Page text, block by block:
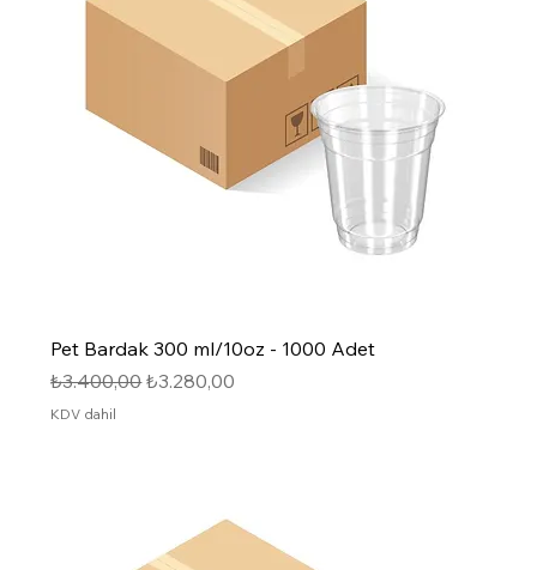
Pet Bardak 300 ml/10oz - 1000 Adet
Normal Fiyat
₺3.400,00İndirimli Fiyat
₺3.280,00
KDV dahil